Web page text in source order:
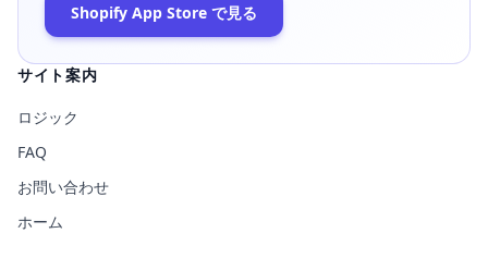
Shopify App Store で見る
サイト案内
ロジック
FAQ
お問い合わせ
ホーム